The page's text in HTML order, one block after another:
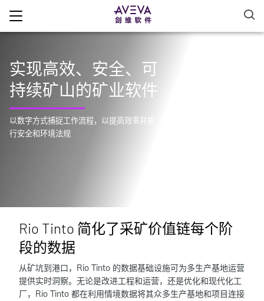
实现高效、安全、可
持续矿山的矿业软件
以数字方式捕捉工作流程，以提高效率并执
行安全和环境法规
Rio Tinto 简化了采矿价值链每个阶
段的数据
从矿坑到港口，Rio Tinto 的数据基础设施可为多生产基地运营
提供实时洞察。无论是改进工程和运营，还是优化和现代化工
厂，Rio Tinto 都在利用情境数据将其众多生产基地和项目连接